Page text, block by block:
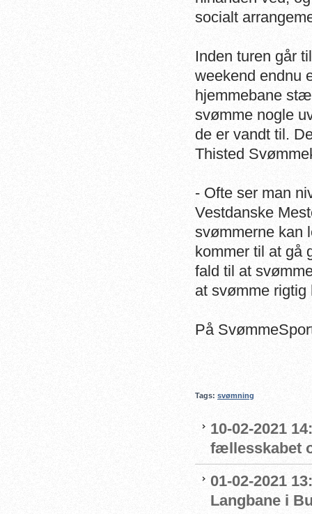
socialt
Inden turen går
weekend endnu
hjemmebane
svømme nogle
de er vandt til.
Thisted
- Ofte ser man
Vestdanske
svømmerne kan
kommer til at gå
fald til at
at svømme
På
Tags: svømning
10-02-2021
fællesskabet
01-02-2021
Langbane i